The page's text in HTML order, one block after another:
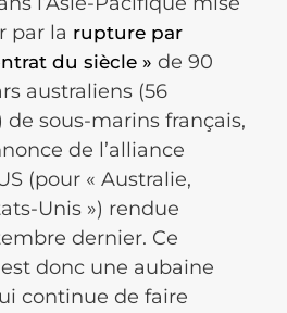
par la rupture par
du siècle » de 90
australiens (56
de sous-marins français,
de l’alliance
(pour « Australie,
Unis ») rendue
dernier. Ce
donc une aubaine
continue de faire